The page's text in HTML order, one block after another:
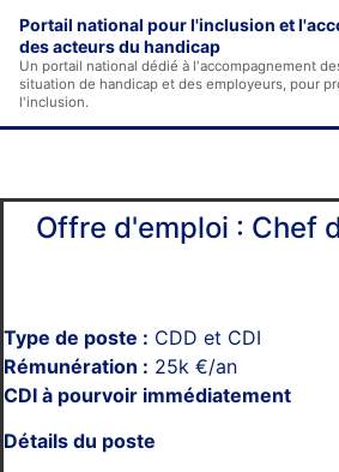
Aller
au
contenu
Portail national pour l'inclusion et
des acteurs du handicap
Un portail national dédié à l'accompagnement
situation de handicap et des employeurs, pour
l'inclusion.
Offre d'emploi : Chef
Type de poste : CDD et CDI
Rémunération : 25k €/an
CDI à pourvoir immédiatement
Détails du poste